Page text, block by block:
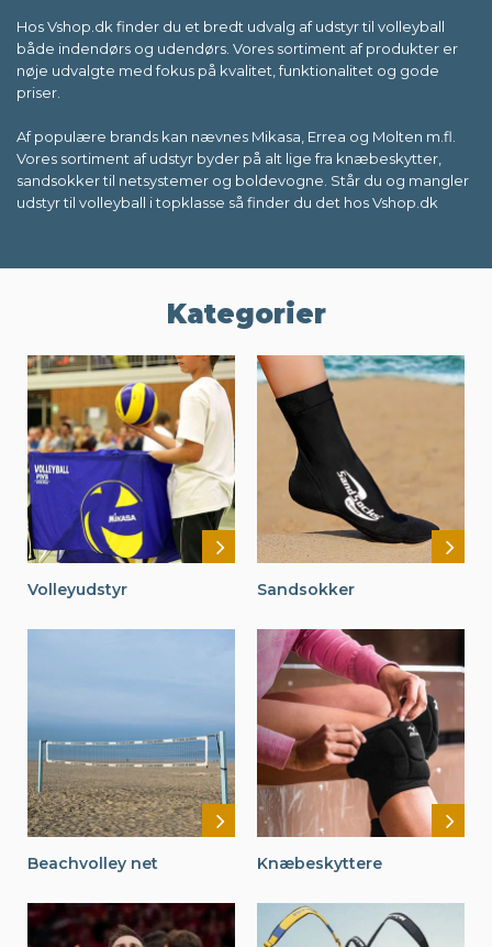
Hos Vshop.dk finder du et bredt udvalg af udstyr til volleyball
både indendørs og udendørs. Vores sortiment af produkter er
nøje udvalgte med fokus på kvalitet, funktionalitet og gode
priser.
Af populære brands kan nævnes Mikasa, Errea og Molten m.fl.
Vores sortiment af udstyr byder på alt lige fra knæbeskytter,
sandsokker til netsystemer og boldevogne. Står du og mangler
udstyr til volleyball i topklasse så finder du det hos Vshop.dk
Kategorier
Volleyudstyr Sandsokker
Beachvolley net Knæbeskyttere